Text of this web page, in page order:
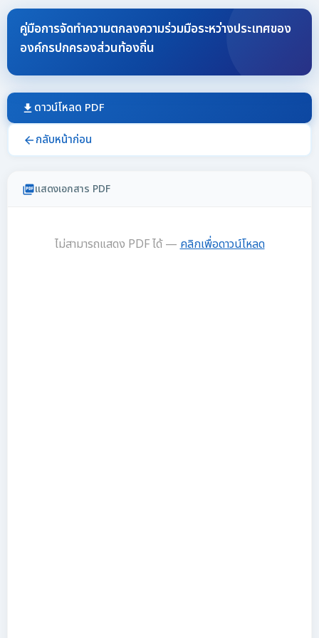
คู่มือการจัดทำความตกลงความร่วมมือระหว่างประเทศของ
องค์กรปกครองส่วนท้องถิ่น
download ดาวน์โหลด PDF
arrow_back กลับหน้าก่อน
picture_as_pdfแสดงเอกสาร PDF
ไม่สามารถแสดง PDF ได้ —คลิกเพื่อดาวน์โหลด